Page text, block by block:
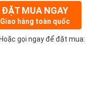
ĐẶT MUA NGAY
Giao hàng toàn quốc
Hoặc gọi ngay để đặt mua: